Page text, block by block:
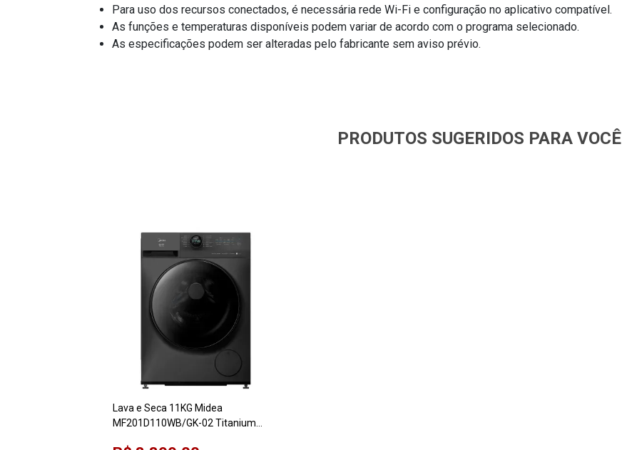
Para uso dos recursos conectados, é necessária rede Wi-Fi e configuração no aplicativo compatível.
As funções e temperaturas disponíveis podem variar de acordo com o programa selecionado.
As especificações podem ser alteradas pelo fabricante sem aviso prévio.
PRODUTOS SUGERIDOS PARA VOCÊ
Lava e Seca 11KG Midea
MF201D110WB/GK-02 Titanium